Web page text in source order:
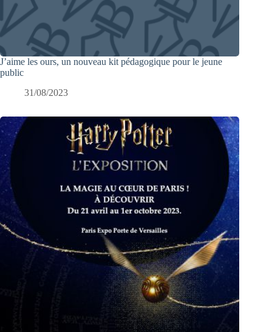
J’aime les ours, un nouveau kit pédagogique pour le jeune
public
31/08/2023